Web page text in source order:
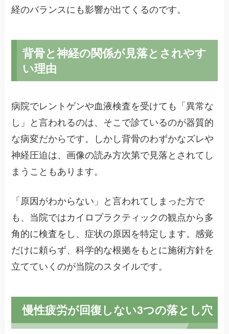
経のバランスにも影響が出てくるのです。
背骨と神経の関係が見落とされやす
い理由
病院でレントゲンや血液検査を受けても「異常な
し」と言われるのは、そこで診ているのが器質的
な病変だからです。しかし背骨のわずかなズレや
神経圧迫は、画像の読み方次第で見落とされてし
まうこともあります。
「原因がわからない」と言われてしまった方で
も、当院ではカイロプラクティックの観点から多
角的に検査をし、症状の原因を特定します。感覚
だけに頼らず、科学的な根拠をもとに施術方針を
立てていくのが当院のスタイルです。
慢性疲労が回復しない3つの落とし穴